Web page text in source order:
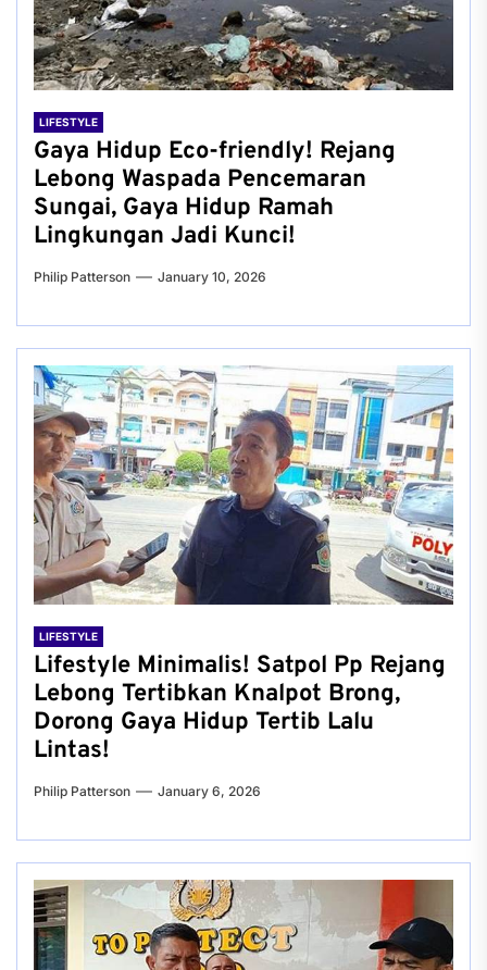
LIFESTYLE
Gaya Hidup Eco-friendly! Rejang
Lebong Waspada Pencemaran
Sungai, Gaya Hidup Ramah
Lingkungan Jadi Kunci!
Philip Patterson January 10, 2026
LIFESTYLE
Lifestyle Minimalis! Satpol Pp Rejang
Lebong Tertibkan Knalpot Brong,
Dorong Gaya Hidup Tertib Lalu
Lintas!
Philip Patterson January 6, 2026